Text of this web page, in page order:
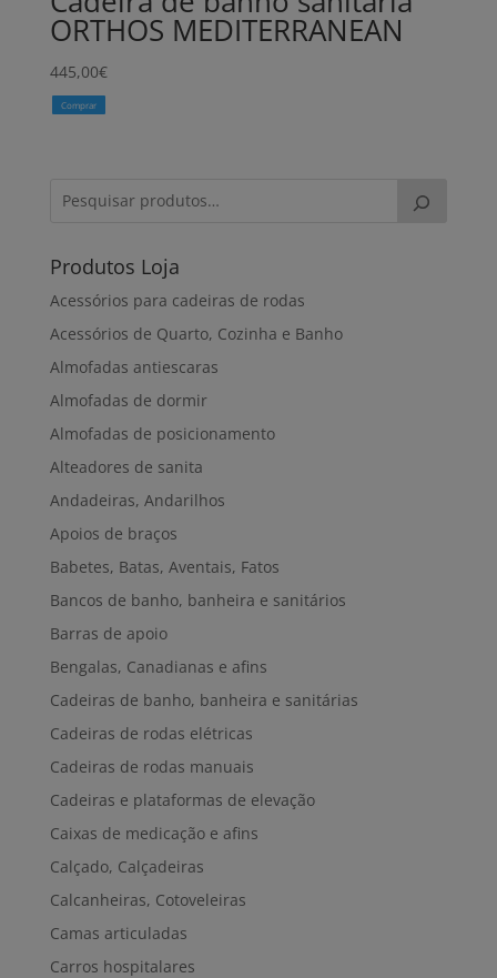
ORTHOS MEDITERRANEAN
445,00€
Comprar
Produtos Loja
Acessórios para cadeiras de rodas
Acessórios de Quarto, Cozinha e Banho
Almofadas antiescaras
Almofadas de dormir
Almofadas de posicionamento
Alteadores de sanita
Andadeiras, Andarilhos
Apoios de braços
Babetes, Batas, Aventais, Fatos
Bancos de banho, banheira e sanitários
Barras de apoio
Bengalas, Canadianas e afins
Cadeiras de banho, banheira e sanitárias
Cadeiras de rodas elétricas
Cadeiras de rodas manuais
Cadeiras e plataformas de elevação
Caixas de medicação e afins
Calçado, Calçadeiras
Calcanheiras, Cotoveleiras
Camas articuladas
Carros hospitalares